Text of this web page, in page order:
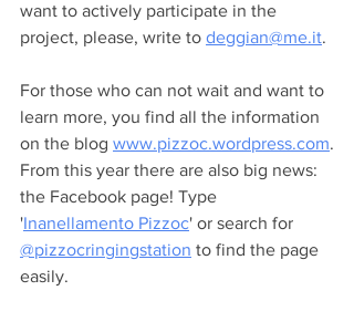
want to actively participate in the
project, please, write to deggian@me.it.
For those who can not wait and want to
learn more, you find all the information
on the blog www.pizzoc.wordpress.com.
From this year there are also big news:
the Facebook page! Type
'Inanellamento Pizzoc' or search for
@pizzocringingstation to find the page
easily.